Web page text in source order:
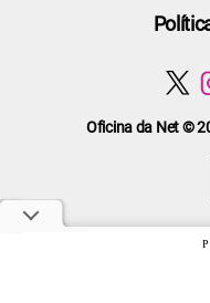
Oficina da Net ©